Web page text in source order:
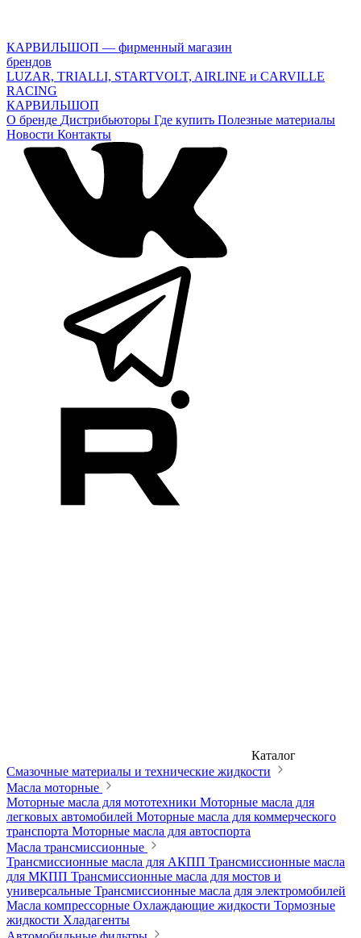
КАРВИЛЬШОП — фирменный магазин
брендов
LUZAR, TRIALLI, STARTVOLT, AIRLINE и CARVILLE
RACING
КАРВИЛЬШОП
О бренде Дистрибьюторы Где купить Полезные материалы
Новости Контакты
Каталог
Смазочные материалы и технические жидкости
Масла моторные
Моторные масла для мототехники Моторные масла для
легковых автомобилей Моторные масла для коммерческого
транспорта Моторные масла для автоспорта
Масла трансмиссионные
Трансмиссионные масла для АКПП Трансмиссионные масла
для МКПП Трансмиссионные масла для мостов и
универсальные Трансмиссионные масла для электромобилей
Масла компрессорные Охлаждающие жидкости Тормозные
жидкости Хладагенты